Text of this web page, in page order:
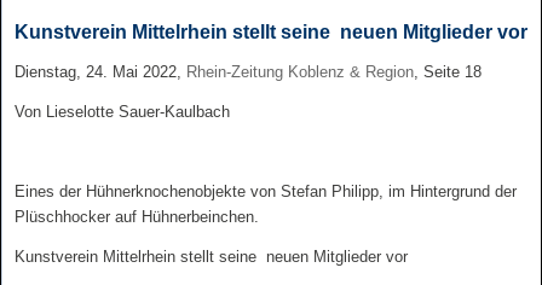
Kunstverein Mittelrhein stellt seine neuen Mitglieder vor
Dienstag, 24. Mai 2022, Rhein-Zeitung Koblenz & Region , Seite 18
Von Lieselotte Sauer-Kaulbach
Eines der Hühnerknochenobjekte von Stefan Philipp, im Hintergrund der
Plüschhocker auf Hühnerbeinchen.
Kunstverein Mittelrhein stellt seine neuen Mitglieder vor